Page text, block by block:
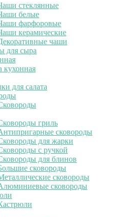
стеклянные
белые
фарфоровые
керамические
чаши
для сыра
кухонная
для салата
гриль
сковороды
для жарки
с ручкой
для блинов
сковороды
сковороды
сковороды